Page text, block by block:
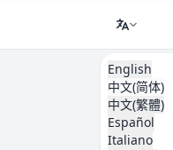
English
中文(简体)
中文(繁體)
Español
Italiano